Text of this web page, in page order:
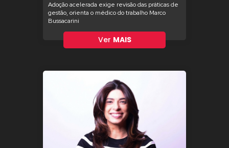
Adoção acelerada exige revisão das práticas de
gestão, orienta o médico do trabalho Marco
Bussacarini
Ver MAIS